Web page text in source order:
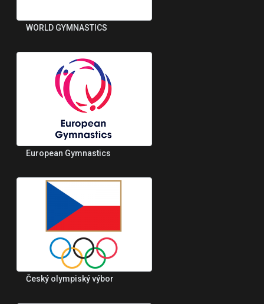
WORLD GYMNASTICS
European Gymnastics
Český olympiský výbor